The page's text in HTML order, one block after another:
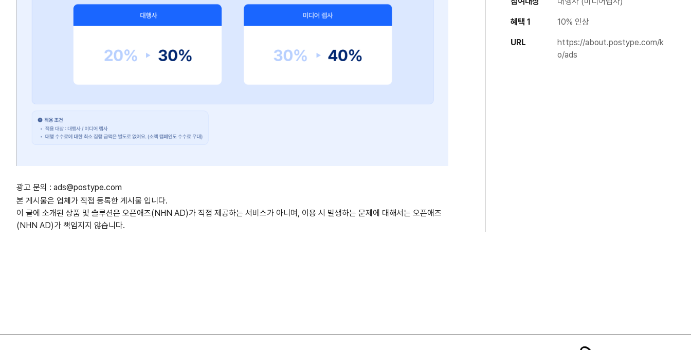
광고 문의 : ads@postype.com
본 게시물은 업체가 직접 등록한 게시물 입니다.
이 글에 소개된 상품 및 솔루션은 오픈애즈(NHN AD)가 직접 제공하는 서비스가 아니며, 이용 시 발생하는 문제에 대해서는 오픈애즈
(NHN AD)가 책임지지 않습니다.
혜택 1 10% 인상
URL
https://about.postype.com/k
o/ads